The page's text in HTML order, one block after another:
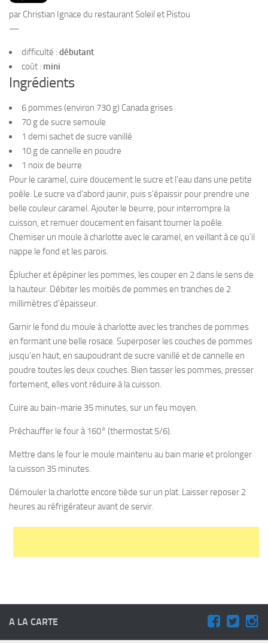
PRODUITS
RECETTES
Entrées
Plats
Desserts
Sauces
par Christian Ignace du restaurant Soleil et Pistou
—
difficulté : débutant
coût : mini
Ingrédients
6 pommes (environ 730 g) Canada grises
70 g de sucre semoule
1 demi sachet de sucre vanillé
10 g de cannelle en poudre
1 noix de beurre
Pour le caramel, cuire doucement le sucre et l’eau dans une petite
poêle. Le sucre va d’abord jaunir, puis s’épaissir pour prendre une
belle couleur caramel. Ajouter le beurre, pour interrompre la
cuisson, et remuer doucement en faisant tourner la poêle.
Chemiser un moule à charlotte avec le caramel, en veillant à ce qu’il
nappe le fond et les parois.
Éplucher et épépiner les pommes, les couper en 2 dans le sens de
la hauteur. Débiter les moitiés de pommes en tranches de 2
millimètres d’épaisseur.
Garnir le fond du moule à charlotte avec les tranches de pommes
en formant une belle rosace. Superposer les couches de pommes
jusqu’en haut, en saupoudrant de sucre vanillé et de cannelle en
poudre toutes les deux couches. Bien tasser les pommes, presser
fortement, elles vont réduire à la cuisson.
Cuire au bain-marie 35 minutes, sur un feu moyen.
Préchauffer le four à 160° (thermostat 5/6).
Mettre dans le four le moule maintenu au bain marie et prolonger
la cuisson 35 minutes.
Démouler la charlotte encore tiède sur un plat. Laisser reposer 2
heures au réfrigérateur avant de servir.
A LA CARTE